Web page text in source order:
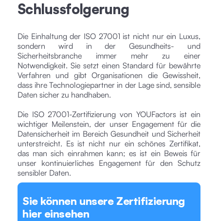
Schlussfolgerung
Die Einhaltung der ISO 27001 ist nicht nur ein Luxus,
sondern wird in der Gesundheits- und
Sicherheitsbranche immer mehr zu einer
Notwendigkeit. Sie setzt einen Standard für bewährte
Verfahren und gibt Organisationen die Gewissheit,
dass ihre Technologiepartner in der Lage sind, sensible
Daten sicher zu handhaben.
Die ISO 27001-Zertifizierung von YOUFactors ist ein
wichtiger Meilenstein, der unser Engagement für die
Datensicherheit im Bereich Gesundheit und Sicherheit
unterstreicht. Es ist nicht nur ein schönes Zertifikat,
das man sich einrahmen kann; es ist ein Beweis für
unser kontinuierliches Engagement für den Schutz
sensibler Daten.
Sie können unsere Zertifizierung
hier einsehen